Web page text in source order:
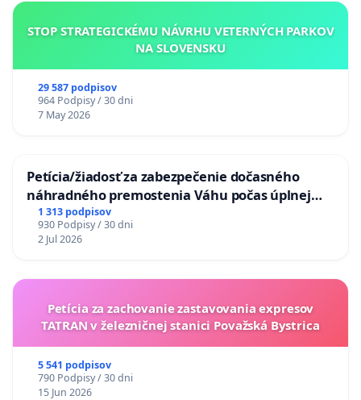
STOP STRATEGICKÉMU NÁVRHU VETERNÝCH PARKOV
NA SLOVENSKU
29 587 podpisov
964 Podpisy / 30 dni
7 May 2026
Petícia/žiadosť za zabezpečenie dočasného
náhradného premostenia Váhu počas úplnej
uzávery Vážskeho mosta v Komárne
1 313 podpisov
930 Podpisy / 30 dni
2 Jul 2026
Petícia za zachovanie zastavovania expresov
TATRAN v železničnej stanici Považská Bystrica
5 541 podpisov
790 Podpisy / 30 dni
15 Jun 2026